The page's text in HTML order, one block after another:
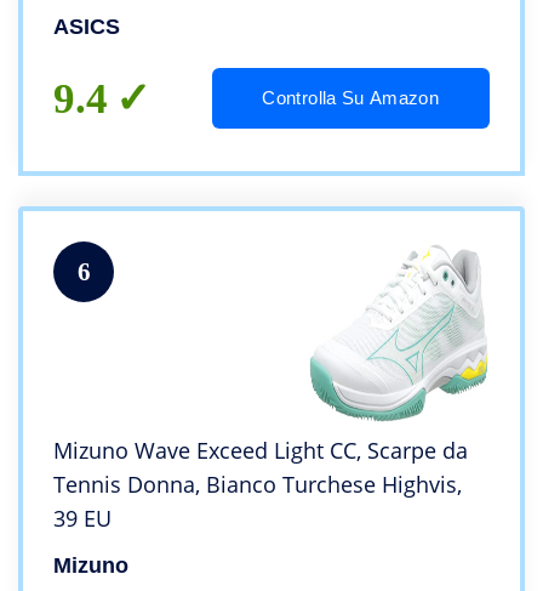
ASICS
9.4 Controlla Su Amazon
6
Mizuno Wave Exceed Light CC, Scarpe da
Tennis Donna, Bianco Turchese Highvis,
39 EU
Mizuno